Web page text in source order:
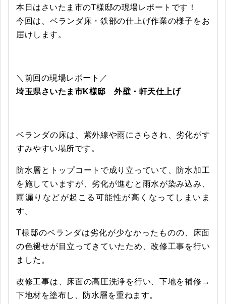
本日はさいたま市のᎢ様邸の現場レポートです！
今回は、 ベランダ床・鉄部の仕上げ作業の様子をお
届けします。
＼前回の現場レポート／
埼玉県さいたま市K様邸 外壁・軒天仕上げ
ベランダの床は、 紫外線や雨にさらされ、劣化がす
すみやすい場所です。
防水層とトップコートで成り立っていて、防水加工
を施していますが、劣化が進むと雨水が染み込み、
雨漏りなどが起こる可能性が高くなってしまいま
す。
T様邸のベランダは劣化が少なかったものの、床面
の色褪せが目立ってきていたため、改修工事を行い
ました。
改修工事は、床面の高圧洗浄を行い、下地を補修→
下地材を塗布し、防水層を重ねます。